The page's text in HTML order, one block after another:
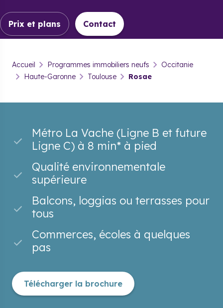
Prix et plans Contact
Rosae
Accueil Programmes immobiliers neufs
Occitanie
Haute-Garonne
Toulouse Rosae
Métro La Vache (Ligne B et future
Ligne C) à 8 min* à pied
Qualité environnementale
supérieure
Balcons, loggias ou terrasses pour
tous
Commerces, écoles à quelques
pas
Télécharger la brochure